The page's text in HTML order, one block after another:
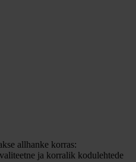
allhanke korras:
ja korralik kodulehtede